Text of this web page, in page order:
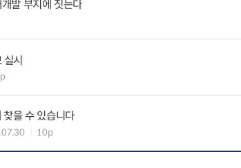
발 부지에 짓는다
실시
찾을 수 있습니다
10p